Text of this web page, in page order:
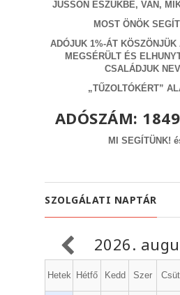
JUSSON ESZÜKBE, VAN,
MOST ÖNÖK
ADÓJUK 1%-ÁT
MEGSÉRÜLT ÉS
CSALÁDJUK
„TŰZOLTÓKÉRT”
ADÓSZÁM:
MI SEGÍTÜNK!
SZOLGÁLATI NAPTÁR
2026.
Hetek Hétfő Kedd Szer Csüt